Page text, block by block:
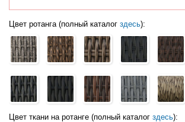
Цвет ротанга (полный каталог здесь):
Цвет ткани на ротанге (полный каталог здесь):